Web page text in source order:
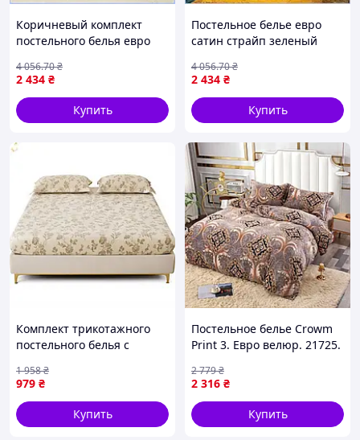
Коричневый комплект
постельного белья евро
в полоску на молнии
МШоп1
2 434 ₴
4 056.70₴
Купить
Постельное белье евро
сатин страйп зеленый
пододеяльником 200х220 и
простыней 220х240
МШоп1
2 434 ₴
4 056.70₴
Купить
Комплект трикотажного
постельного белья с
160х200 см и наволочками
цветы 004-105-16-48-3-5
979 ₴
1 958₴
Купить
Постельное белье Crowm
Print 3. Евро велюр. 21725.
Crowm. Мягкость и
изысканный дизайн.
2 316 ₴
2 779₴
Купить